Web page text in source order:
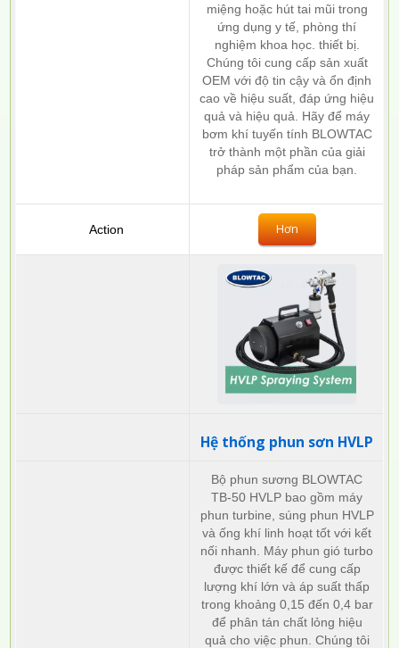
miệng hoặc hút tai mũi trong
ứng dụng y tế, phòng thí
nghiệm khoa học. thiết bị.
Chúng tôi cung cấp sản xuất
OEM với độ tin cậy và ổn định
cao về hiệu suất, đáp ứng hiệu
quả và hiệu quả. Hãy để máy
bơm khí tuyến tính BLOWTAC
trở thành một phần của giải
pháp sản phẩm của bạn.
Hơn
Hệ thống phun sơn HVLP
Bộ phun sương BLOWTAC
TB-50 HVLP bao gồm máy
phun turbine, súng phun HVLP
và ống khí linh hoạt tốt với kết
nối nhanh. Máy phun gió turbo
được thiết kế để cung cấp
lượng khí lớn và áp suất thấp
trong khoảng 0,15 đến 0,4 bar
để phân tán chất lỏng hiệu
quả cho việc phun. Chúng tôi